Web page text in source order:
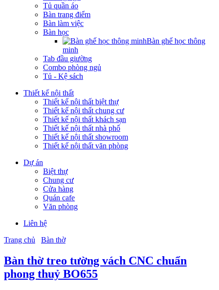
Tủ quần áo
Bàn trang điểm
Bàn làm việc
Bàn học
Bàn ghế học thông
minh
Tab đầu giường
Combo phòng ngủ
Tủ - Kệ sách
Thiết kế nội thất
Thiết kế nội thất biệt thự
Thiết kế nội thất chung cư
Thiết kế nội thất khách sạn
Thiết kế nội thất nhà phố
Thiết kế nội thất showroom
Thiết kế nội thất văn phòng
Dự án
Biệt thự
Chung cư
Cửa hàng
Quán cafe
Văn phòng
Liên hệ
Trang chủ
Bàn thờ
Bàn thờ treo tường vách CNC chuẩn
phong thuỷ BO655